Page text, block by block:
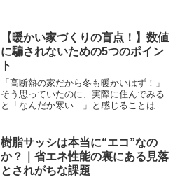
【暖かい家づくりの盲点！】数値
に騙されないための5つのポイン
ト
「高断熱の家だから冬も暖かいはず！」
そう思っていたのに、実際に住んでみる
と「なんだか寒い…」と感じることは意
けではありません。今回は、体感温度を
左右する要素について解...
樹脂サッシは本当に“エコ”なの
か？｜省エネ性能の裏にある見落
とされがちな課題